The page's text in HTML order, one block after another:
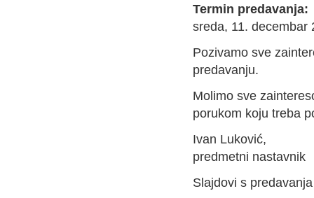
Termin predavanja:
sreda, 11. decembar
Pozivamo sve
predavanju.
Molimo sve
porukom koju treba
Ivan Luković,
predmetni nastavnik
Slajdovi s